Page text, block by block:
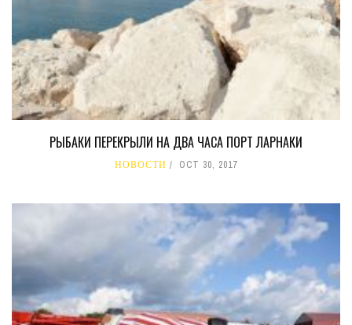
РЫБАКИ ПЕРЕКРЫЛИ НА ДВА ЧАСА ПОРТ ЛАРНАКИ
НОВОСТИ OCT 30, 2017